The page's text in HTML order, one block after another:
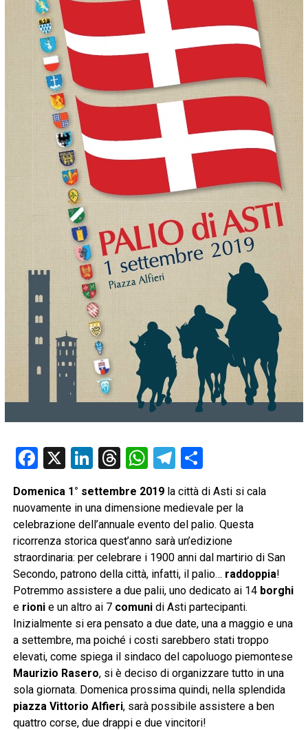
Facebook
X LinkedIn
Threads
WhatsApp
Telegram
Condividi
Domenica 1° settembre 2019la città di Asti si cala
nuovamente in una dimensione medievale per la
celebrazione dell’annuale evento del palio. Questa
ricorrenza storica quest’anno sarà un’edizione
straordinaria: per celebrare i 1900 anni dal martirio di San
Secondo, patrono della città, infatti, il palio… raddoppia!
Potremmo assistere a due palii, uno dedicato ai 14 borghi
e rionie un altro ai 7 comunidi Asti partecipanti.
Inizialmente si era pensato a due date, una a maggio e una
a settembre, ma poiché i costi sarebbero stati troppo
elevati, come spiega il sindaco del capoluogo piemontese
Maurizio Rasero, si è deciso di organizzare tutto in una
sola giornata. Domenica prossima quindi, nella splendida
piazza Vittorio Alfieri, sarà possibile assistere a ben
quattro corse, due drappi e due vincitori!